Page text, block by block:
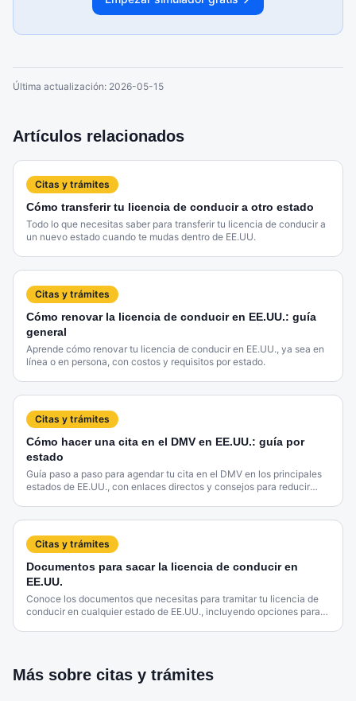
Última actualización: 2026-05-15
Artículos relacionados
Citas y trámites
Cómo transferir tu licencia de conducir a otro estado
Todo lo que necesitas saber para transferir tu licencia de conducir a
un nuevo estado cuando te mudas dentro de EE.UU.
Citas y trámites
Cómo renovar la licencia de conducir en EE.UU.: guía
general
Aprende cómo renovar tu licencia de conducir en EE.UU., ya sea en
línea o en persona, con costos y requisitos por estado.
Citas y trámites
Cómo hacer una cita en el DMV en EE.UU.: guía por
estado
Guía paso a paso para agendar tu cita en el DMV en los principales
estados de EE.UU., con enlaces directos y consejos para reducir
Citas y trámites
Documentos para sacar la licencia de conducir en
EE.UU.
Conoce los documentos que necesitas para tramitar tu licencia de
conducir en cualquier estado de EE.UU., incluyendo opciones para
Más sobre citas y trámites